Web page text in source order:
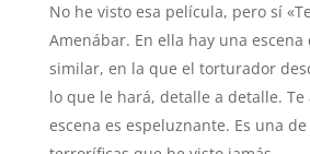
No he visto esa película, pero sí
Amenábar. En ella hay una
similar, en la que el torturador
lo que le hará, detalle a detalle. Te
escena es espeluznante. Es una